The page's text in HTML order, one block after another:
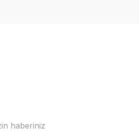
haberiniz